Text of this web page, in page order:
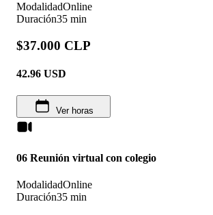
ModalidadOnline
Duración35 min
$37.000 CLP
42.96 USD
Ver horas
06 Reunión virtual con colegio
ModalidadOnline
Duración35 min